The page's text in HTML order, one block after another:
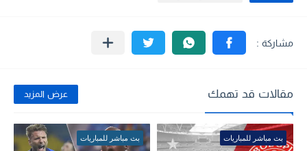
مقالات قد تهمك عرض المزيد
بث مباشر للمباريات بث مباشر للمباريات